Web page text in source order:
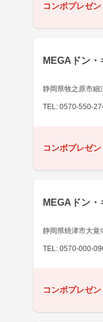
コンボプレゼ
MEGAドン
静岡県牧之原市細
TEL: 0570-550-
コンボプレゼ
MEGAドン
静岡県焼津市大覚
TEL: 0570-000-
コンボプレゼ